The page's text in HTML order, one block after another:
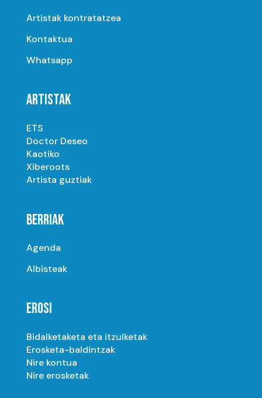
Artistak kontratatzea
Kontaktua
Whatsapp
ARTISTAK
ETS
Doctor Deseo
Kaotiko
Xiberoots
Artista guztiak
BERRIAK
Agenda
Albisteak
EROSI
Bidalketaketa eta itzulketak
Erosketa-baldintzak
Nire kontua
Nire erosketak